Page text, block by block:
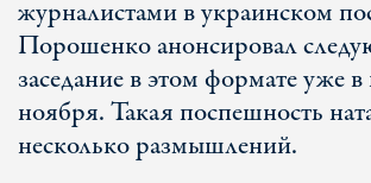
журналистами в украинском
Порошенко анонсировал
заседание в этом формате уже
ноября. Такая поспешность
несколько размышлений.